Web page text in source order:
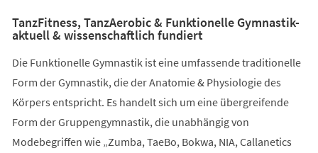
TanzFitness, TanzAerobic & Funktionelle Gymnastik-
aktuell & wissenschaftlich fundiert
Die Funktionelle Gymnastik ist eine umfassende traditionelle
Form der Gymnastik, die der Anatomie & Physiologie des
Körpers entspricht. Es handelt sich um eine übergreifende
Form der Gruppengymnastik, die unabhängig von
Modebegriffen wie „Zumba, TaeBo, Bokwa, NIA, Callanetics